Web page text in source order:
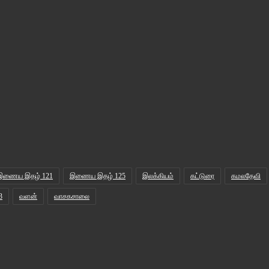
இதழ் 121 இணைய இதழ் 125 இலக்கியம் கட்டுரை கமலதேவி
வளன் வாசகசாலை